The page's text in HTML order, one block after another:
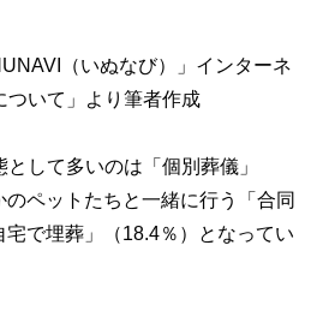
（いぬなび）」インターネ
ついて」より筆者作成
して多いのは「個別葬儀」
のペットたちと一緒に行う「合同
で埋葬」（18.4％）となってい